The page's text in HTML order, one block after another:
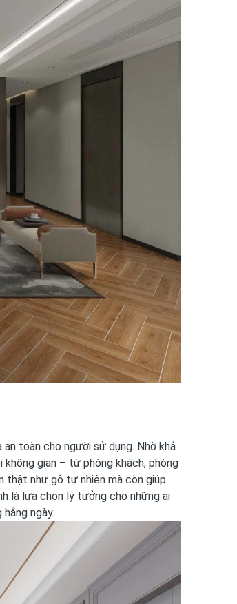
toàn cho người sử dụng. Nhờ khả
gian – từ phòng khách, phòng
thật như gỗ tự nhiên mà còn giúp
là lựa chọn lý tưởng cho những ai
ngày.